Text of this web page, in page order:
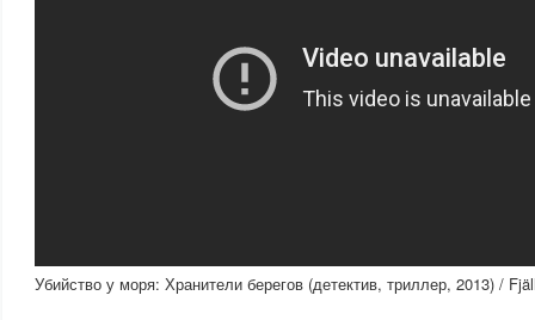
Убийство у моря: Хранители берегов (детектив, триллер, 2013) /